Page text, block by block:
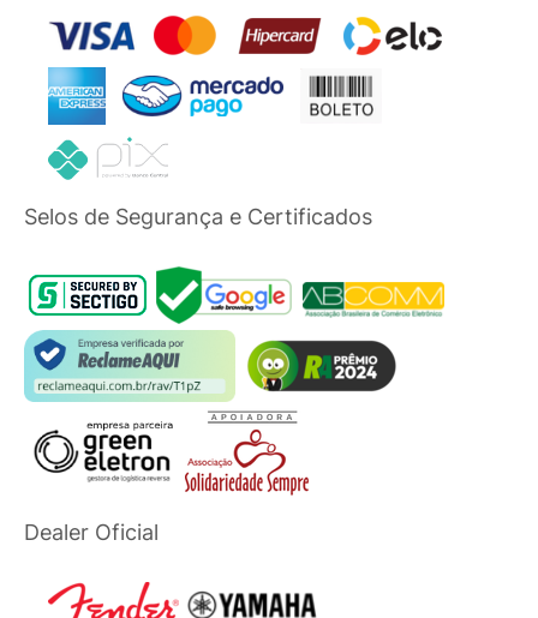
Selos de Segurança e Certificados
Dealer Oficial